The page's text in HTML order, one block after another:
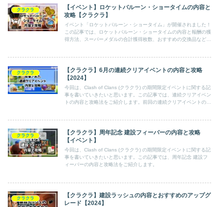
クラクラ
【イベント】ロケットバルーン・ショータイムの内容と
攻略【クラクラ】
イベント「ロケットバルーン・ショータイム」が開催されました！
この記事では、ロケットバルーン・ショータイムの内容と報酬の獲
得方法、スーパーメダルの合計獲得枚数、おすすめの交換品などを
クラクラ
【クラクラ】6月の連続クリアイベントの内容と攻略
【2024】
今回は、Clash of Clans (クラクラ) の期間限定イベントに関する記
事を書いていきたいと思います。この記事では、連続クリアイベン
トの内容と攻略法をご紹介します。前回の連続クリアイベントの内
クラクラ
【クラクラ】周年記念 建設フィーバーの内容と攻略
【イベント】
今回は、Clash of Clans (クラクラ) の期間限定イベントに関する記
事を書いていきたいと思います。この記事では、周年記念 建設フ
ィーバーの内容と攻略法をご紹介します。
クラクラ
【クラクラ】建設ラッシュの内容とおすすめのアップグ
レード【2024】